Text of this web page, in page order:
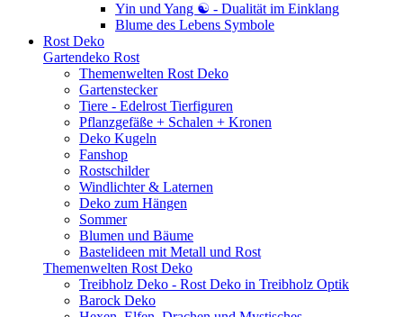
Yin und Yang ☯ - Dualität im Einklang
Blume des Lebens Symbole
Rost Deko
Gartendeko Rost
Themenwelten Rost Deko
Gartenstecker
Tiere - Edelrost Tierfiguren
Pflanzgefäße + Schalen + Kronen
Deko Kugeln
Fanshop
Rostschilder
Windlichter & Laternen
Deko zum Hängen
Sommer
Blumen und Bäume
Bastelideen mit Metall und Rost
Themenwelten Rost Deko
Treibholz Deko - Rost Deko in Treibholz Optik
Barock Deko